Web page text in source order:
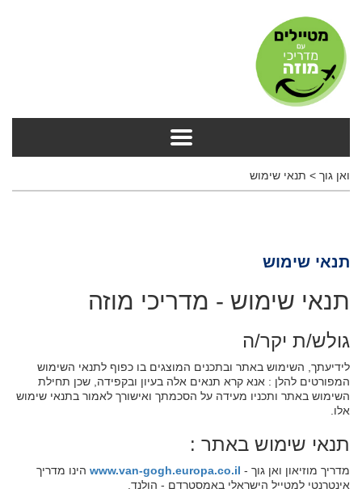
ואן גוך > תנאי שימוש
תנאי שימוש
תנאי שימוש - מדריכי מוזה
גולש/ת יקר/ה
לידיעתך, השימוש באתר ובתכנים המוצגים בו כפוף לתנאי השימוש
המפורטים להלן : אנא קרא תנאים אלה בעיון ובקפידה, שכן תחילת
השימוש באתר ותכניו מעידה על הסכמתך ואישורך לאמור בתנאי שימוש
אלו.
תנאי שימוש באתר :
מדריך מוזיאון ואן גוך - www.van-gogh.europa.co.il הינו מדריך
אינטרנטי למטייל הישראלי באמסטרדם - הולנד.